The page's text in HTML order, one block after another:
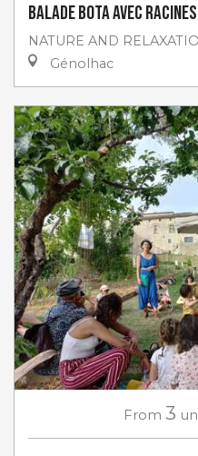
Balade Bota avec
NATURE AND
Génolhac
From 3